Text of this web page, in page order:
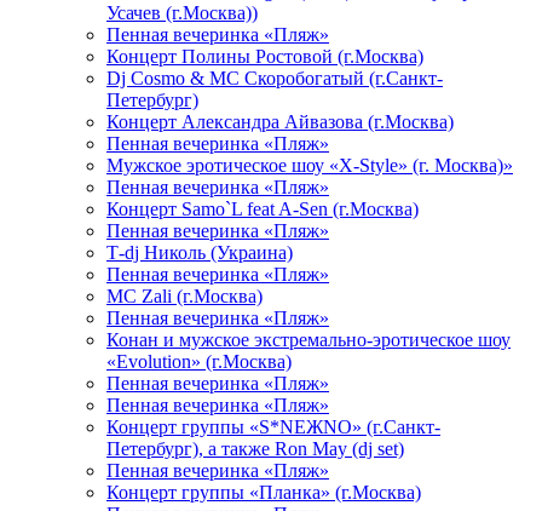
Усачев (г.Москва))
Пенная вечеринка «Пляж»
Концерт Полины Ростовой (г.Москва)
Dj Cosmo & МС Скоробогатый (г.Санкт-
Петербург)
Концерт Александра Айвазова (г.Москва)
Пенная вечеринка «Пляж»
Мужское эротическое шоу «X-Style» (г. Москва)»
Пенная вечеринка «Пляж»
Концерт Samo`L feat A-Sen (г.Москва)
Пенная вечеринка «Пляж»
Т-dj Николь (Украина)
Пенная вечеринка «Пляж»
МС Zali (г.Москва)
Пенная вечеринка «Пляж»
Конан и мужское экстремально-эротическое шоу
«Evolution» (г.Москва)
Пенная вечеринка «Пляж»
Пенная вечеринка «Пляж»
Концерт группы «S*NEЖNO» (г.Санкт-
Петербург), а также Ron May (dj set)
Пенная вечеринка «Пляж»
Концерт группы «Планка» (г.Москва)